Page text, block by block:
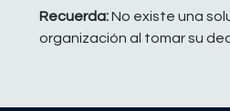
Recuerda:No existe una
organización al tomar su